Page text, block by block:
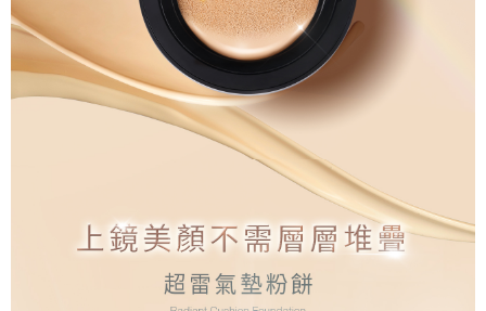
恩沛科技股份有限公司將有權停止該用戶之使用額度並採取法律行動。
新馬專屬 滿額免運！